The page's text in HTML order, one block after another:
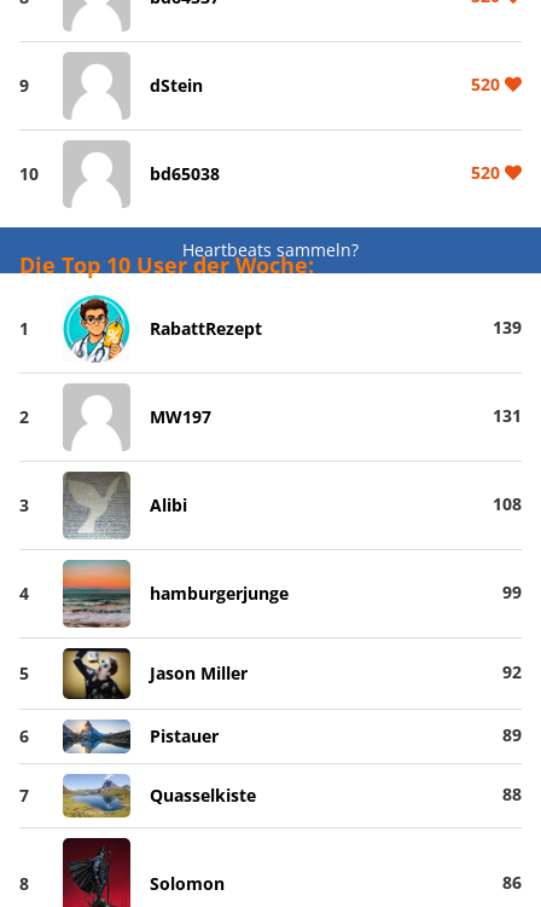
9 dStein 520
10 bd65038 520
Heartbeats sammeln?
Die Top 10 User der Woche:
1 RabattRezept 139
2 MW197 131
3 Alibi 108
4 hamburgerjunge 99
5 Jason Miller 92
6 Pistauer 89
7 Quasselkiste 88
8 Solomon 86